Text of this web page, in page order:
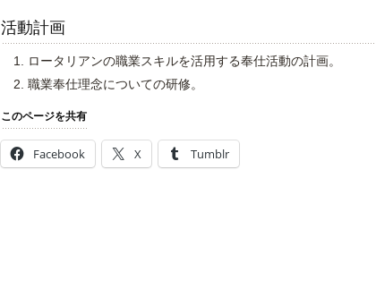
活動計画
ロータリアンの職業スキルを活用する奉仕活動の計画。
職業奉仕理念についての研修。
このページを共有
Facebook X Tumblr